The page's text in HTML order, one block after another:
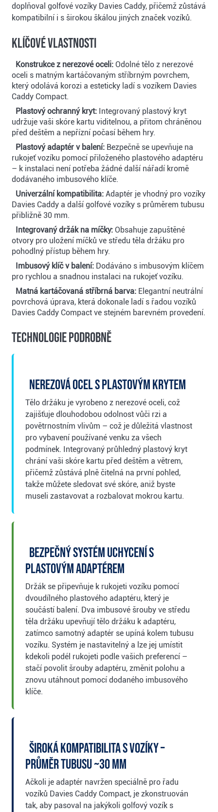
doplňoval golfové vozíky Davies Caddy, přičemž zůstává
kompatibilní i s širokou škálou jiných značek vozíků.
Klíčové vlastnosti
Konstrukce z nerezové oceli: Odolné tělo z nerezové
oceli s matným kartáčovaným stříbrným povrchem,
který odolává korozi a esteticky ladí s vozíkem Davies
Caddy Compact.
Plastový ochranný kryt: Integrovaný plastový kryt
udržuje vaši skóre kartu viditelnou, a přitom chráněnou
před deštěm a nepřízní počasí během hry.
Plastový adaptér v balení: Bezpečně se upevňuje na
rukojeť vozíku pomocí přiloženého plastového adaptéru
– k instalaci není potřeba žádné další nářadí kromě
dodávaného imbusového klíče.
Univerzální kompatibilita: Adaptér je vhodný pro vozíky
Davies Caddy a další golfové vozíky s průměrem tubusu
přibližně 30 mm.
Integrovaný držák na míčky: Obsahuje zapuštěné
otvory pro uložení míčků ve středu těla držáku pro
pohodlný přístup během hry.
Imbusový klíč v balení: Dodáváno s imbusovým klíčem
pro rychlou a snadnou instalaci na rukojeť vozíku.
Matná kartáčovaná stříbrná barva: Elegantní neutrální
povrchová úprava, která dokonale ladí s řadou vozíků
Davies Caddy Compact ve stejném barevném provedení.
Technologie podrobně
Nerezová ocel s plastovým krytem
Tělo držáku je vyrobeno z nerezové oceli, což
zajišťuje dlouhodobou odolnost vůči rzi a
povětrnostním vlivům – což je důležitá vlastnost
pro vybavení používané venku za všech
podmínek. Integrovaný průhledný plastový kryt
chrání vaši skóre kartu před deštěm a větrem,
přičemž zůstává plně čitelná na první pohled,
takže můžete sledovat své skóre, aniž byste
museli zastavovat a rozbalovat mokrou kartu.
Bezpečný systém uchycení s
plastovým adaptérem
Držák se připevňuje k rukojeti vozíku pomocí
dvoudílného plastového adaptéru, který je
součástí balení. Dva imbusové šrouby ve středu
těla držáku upevňují tělo držáku k adaptéru,
zatímco samotný adaptér se upíná kolem tubusu
vozíku. Systém je nastavitelný a lze jej umístit
kdekoli podél rukojeti podle vašich preferencí –
stačí povolit šrouby adaptéru, změnit polohu a
znovu utáhnout pomocí dodaného imbusového
klíče.
Široká kompatibilita s vozíky –
průměr tubusu ~30 mm
Ačkoli je adaptér navržen speciálně pro řadu
vozíků Davies Caddy Compact, je zkonstruován
tak, aby pasoval na jakýkoli golfový vozík s